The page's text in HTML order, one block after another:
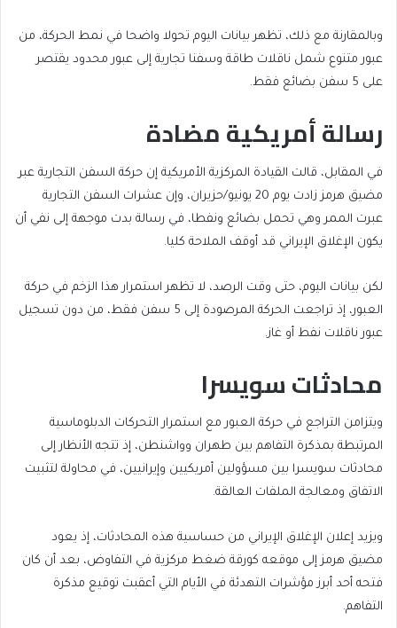
وبالمقارنة مع ذلك، تظهر بيانات اليوم تحولا واضحا في نمط الحركة، من
عبور متنوع شمل ناقلات طاقة وسفنا تجارية إلى عبور محدود يقتصر
على 5 سفن بضائع فقط.
رسالة أمريكية مضادة
في المقابل، قالت القيادة المركزية الأمريكية إن حركة السفن التجارية عبر
مضيق هرمز زادت يوم 20 يونيو/حزيران، وإن عشرات السفن التجارية
عبرت الممر وهي تحمل بضائع ونفطا، في رسالة بدت موجهة إلى نفي أن
يكون الإغلاق الإيراني قد أوقف الملاحة كليا.
لكن بيانات اليوم، حتى وقت الرصد، لا تظهر استمرار هذا الزخم في حركة
العبور، إذ تراجعت الحركة المرصودة إلى 5 سفن فقط، من دون تسجيل
عبور ناقلات نفط أو غاز.
محادثات سويسرا
ويتزامن التراجع في حركة العبور مع استمرار التحركات الدبلوماسية
المرتبطة بمذكرة التفاهم بين طهران وواشنطن، إذ تتجه الأنظار إلى
محادثات سويسرا بين مسؤولين أمريكيين وإيرانيين، في محاولة لتثبيت
الاتفاق ومعالجة الملفات العالقة.
ويزيد إعلان الإغلاق الإيراني من حساسية هذه المحادثات، إذ يعود
مضيق هرمز إلى موقعه كورقة ضغط مركزية في التفاوض، بعد أن كان
فتحه أحد أبرز مؤشرات التهدئة في الأيام التي أعقبت توقيع مذكرة
التفاهم.